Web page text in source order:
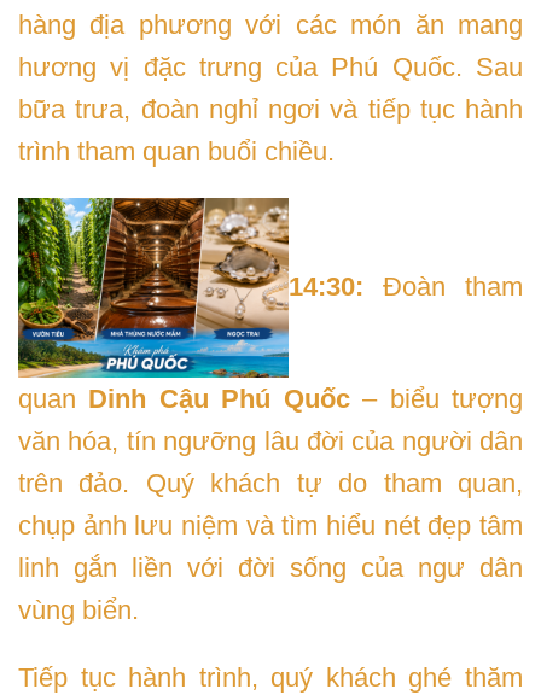
hàng địa phương với các món ăn mang
hương vị đặc trưng của Phú Quốc. Sau
bữa trưa, đoàn nghỉ ngơi và tiếp tục hành
trình tham quan buổi chiều.
14:30: Đoàn tham
quan Dinh Cậu Phú Quốc– biểu tượng
văn hóa, tín ngưỡng lâu đời của người dân
trên đảo. Quý khách tự do tham quan,
chụp ảnh lưu niệm và tìm hiểu nét đẹp tâm
linh gắn liền với đời sống của ngư dân
vùng biển.
Tiếp tục hành trình, quý khách ghé thăm